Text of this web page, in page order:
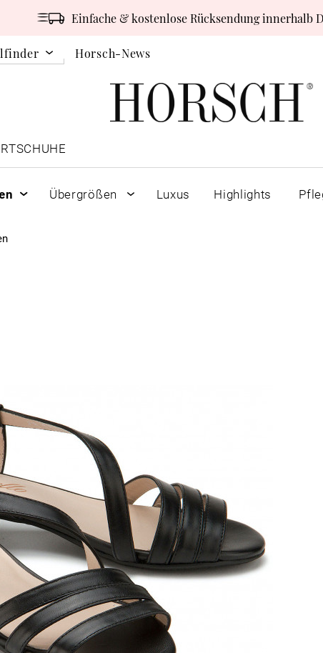
Einfache & kostenlose Rücksendung innerhalb
Horsch-News
Übergrößen Luxus Highlights